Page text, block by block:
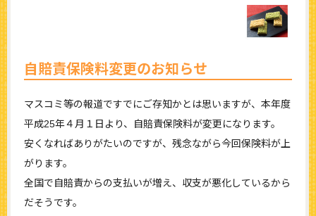
自賠責保険料変更のお知らせ
マスコミ等の報道ですでにご存知かとは思いますが、本年度
平成25年４月１日より、自賠責保険料が変更になります。
安くなればありがたいのですが、残念ながら今回保険料が上
がります。
全国で自賠責からの支払いが増え、収支が悪化しているから
だそうです。